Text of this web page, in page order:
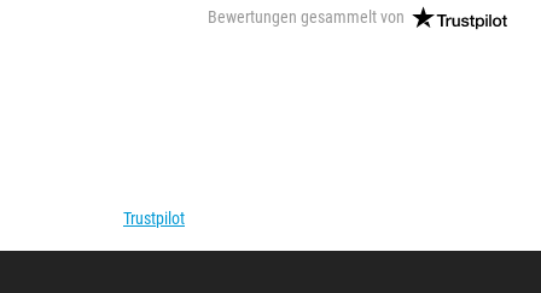
Bewertungen gesammelt von
Trustpilot